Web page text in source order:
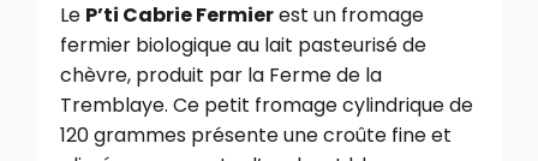
Le P’ti Cabrie Fermierest un fromage
fermier biologique au lait pasteurisé de
chèvre, produit par la Ferme de la
Tremblaye. Ce petit fromage cylindrique de
120 grammes présente une croûte fine et